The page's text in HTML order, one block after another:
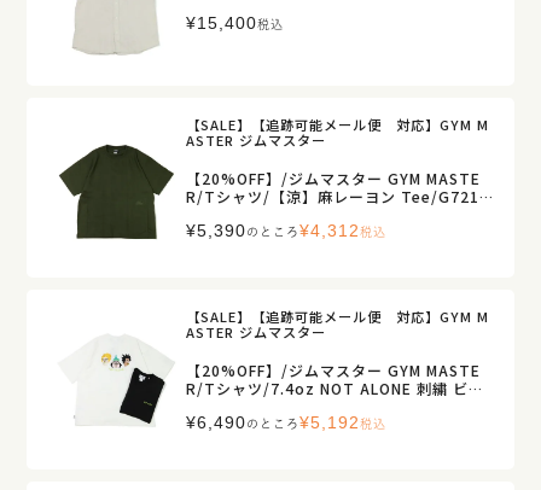
¥15,400税込
【SALE】【追跡可能メール便 対応】GYM M
ASTER ジムマスター
【20%OFF】/ジムマスター GYM MASTE
R/Tシャツ/【涼】麻レーヨン Tee/G7217
¥5,390 のところ¥4,312税込
【SALE】【追跡可能メール便 対応】GYM M
ASTER ジムマスター
【20%OFF】/ジムマスター GYM MASTE
R/Tシャツ/7.4oz NOT ALONE 刺繍 ビッ
¥6,490 のところ¥5,192税込